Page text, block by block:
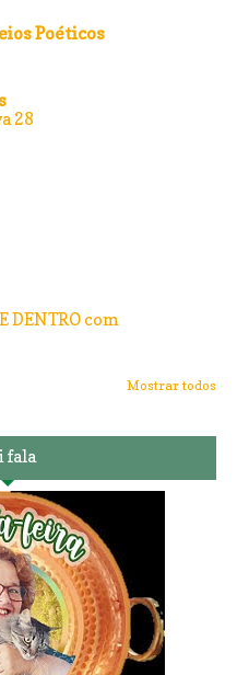
Poéticos
28
DENTRO com
Mostrar todos
fala